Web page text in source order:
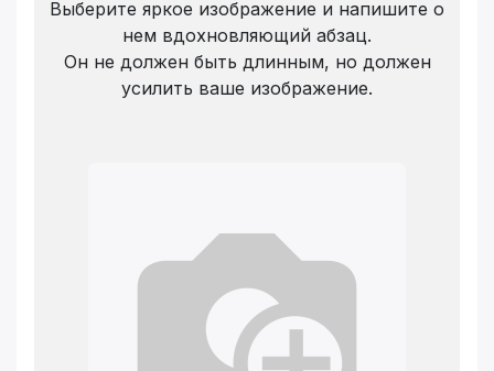
Выберите яркое изображение и напишите о
нем вдохновляющий абзац.
Он не должен быть длинным, но должен
усилить ваше изображение.